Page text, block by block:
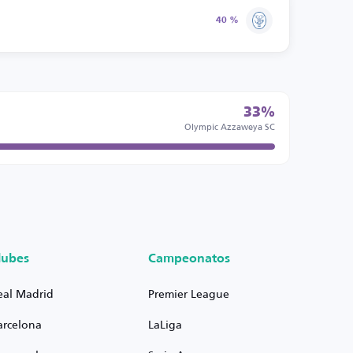
40 %
33%
Olympic Azzaweya SC
Madrid
Campeonatos
Premier League
LaLiga